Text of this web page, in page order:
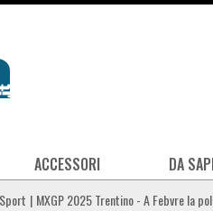
ACCESSORI DA
Sport MXGP 2025 Trentino - A Febvre la